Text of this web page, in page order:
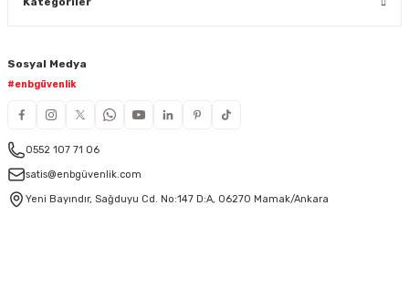
Sosyal Medya
#enbgüvenlik
0552 107 71 06
satis@enbgüvenlik.com
Yeni Bayındır, Sağduyu Cd. No:147 D:A, 06270 Mamak/Ankara